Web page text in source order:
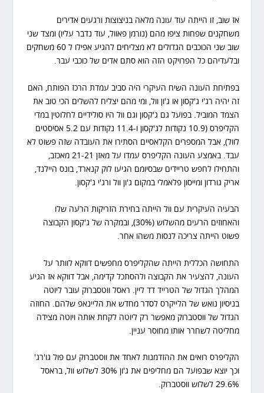
אז שוב, זו הייתה עוד עונה מלאה בניצוצות ורגעים אדירים
משחקנים שפחות ציפו מהם (נורמן פאוול, עוד נדבר עליו) ומצד שני
שוב שני הכוכבים הגדולים לא מצליחים להגיע אפילו ל 60 משחקים
ובלעדיהם כל הפרויקט הזה הוא סתם אדים של כוכבי עבר.
בפתיחת העונה השיח העיקרי היה סביב עמדת הרכז הפותח, האם
זה יהיה רג'י ג'קסון או ג'ון וול, ומי מהם יצליח להשלים הכי טוב את
הצמד המוביל. בפועל גם ג'קסון וגם וול היו סולידיים לחלוטין במדי
הקליפרס (10.9 נקודות לג'קסון ו-11.4 נקודות עם 5.2 אסיסטים
לוול), אבל המספרים הקלאסיים הסתירו את העובדה שזה פשוט לא
עבד. באמצע העונה הקליפרס עמדו על מאזן 21-21 מאכזב,
והתחילו לחפש טריידים שבסיומם הגיעו לוק קנארד, בונס היילנד,
אריק גורדון ומייסון פלאמלי במקום ג'ון וול ורג'י ג'קסון.
הבעיה העיקרית עם וול הייתה בחירת הזריקות הרעה שלו
והאחוזים הרעים מהשלוש (30%), ובמקרה של ג'קסון הקבוצה
פשוט הייתה צריכה לנסות משהו אחר.
התחושה הכללית הייתה שהקליפרס מחפשים דווקא לוותר על
העונה, להצעיר את הקבוצה ולהסתכל קדימה, אבל דווקא אז הגיע
המהלך הגדול של הטרייד דד ליין. ראסל ווטסברוק עובר ליוטה
בניסיון נואש של הלייקרס לסדר מחדש את הליינאפ שלהם. החוזה
הגדול של ווסטברוק מאפשר רק ליוטה לקחת אותה ויוטה מצידה
מחליטה לשחרר אותו מחוסר עניין.
הקליפרס רואים את ההזדמנות לאחד את ווסטברוק עם פול גו'רג'
וכך יוצא שבפועל הם מחליפים את ג'ון 30% לשלוש וול, בראסל
29.6% לשלוש ווסטברוק.